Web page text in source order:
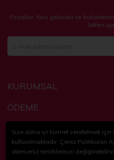
Fırsatlar, Yeni gelenler ve
lütfen
KURUMSAL
ÖDEME
FAYDALI BİLGİLER
© 2018-2024
Size daha iyi hizmet verebilmek
kullanılmaktadır. Çerez Politikaları
dilerseniz tercihlerinizi